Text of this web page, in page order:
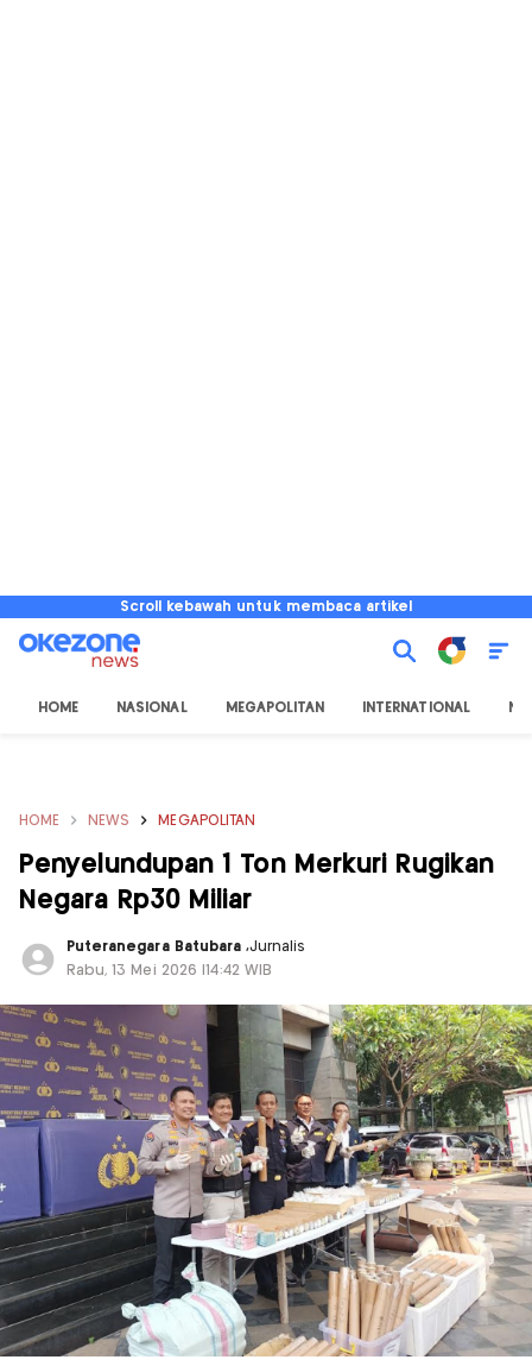
Scroll kebawah untuk membaca artikel
HOME NASIONAL MEGAPOLITAN INTERNATIONAL
HOME NEWS MEGAPOLITAN
Penyelundupan 1 Ton Merkuri Rugikan
Negara Rp30 Miliar
Puteranegara Batubara,Jurnalis
Rabu, 13 Mei 2026 |14:42 WIB